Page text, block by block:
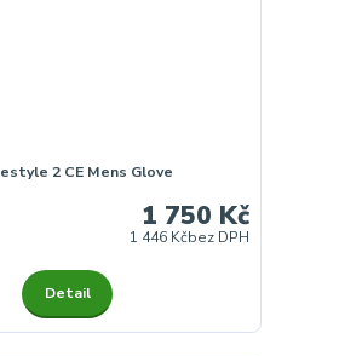
2 CE Mens Glove
1 750 Kč
1 446 Kčbez DPH
Detail